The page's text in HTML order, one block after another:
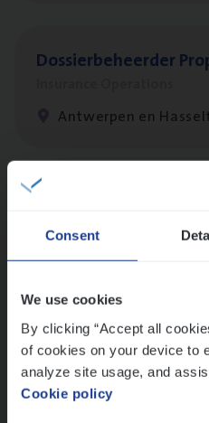
Consent
We use cookies
By clicking “Accept all
of cookies on your device to
analyze site usage, and
Cookie policy
Dos­sier­be­heer­der
Antwerpen en
Dos­sier­be­heer­der
re­da Huys­mans —
(Agi­le)ITPro­ject
IT, Change & Innovation